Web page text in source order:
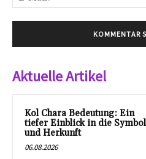
Aktuelle Artikel
Kol Chara Bedeutung: Ein
tiefer Einblick in die
und Herkunft
06.08.2026